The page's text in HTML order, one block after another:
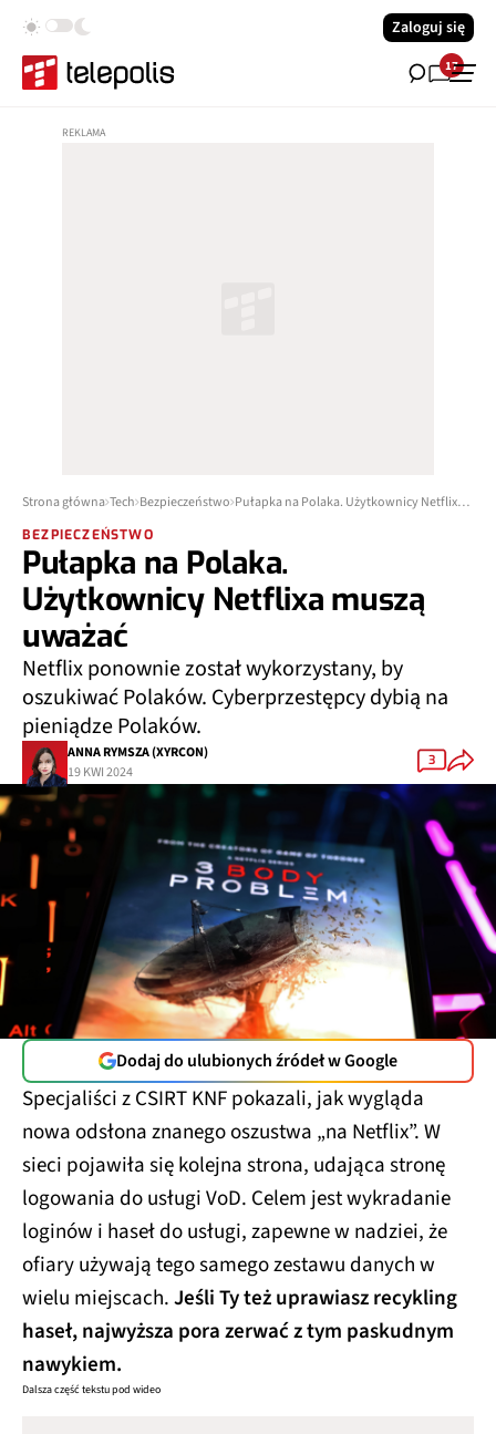
Zaloguj się
17
Strona główna Tech Bezpieczeństwo Pułapka na Polaka. Użytkownicy Netflixa muszą uważać
BEZPIECZEŃSTWO
Pułapka na Polaka.
Użytkownicy Netflixa muszą
uważać
Netflix ponownie został wykorzystany, by
oszukiwać Polaków. Cyberprzestępcy dybią na
pieniądze Polaków.
ANNA RYMSZA (XYRCON)
19 KWI 2024
3
Dodaj do ulubionych źródeł w Google
Specjaliści z CSIRT KNF pokazali, jak wygląda
nowa odsłona znanego oszustwa „na Netflix”. W
sieci pojawiła się kolejna strona, udająca stronę
logowania do usługi VoD. Celem jest wykradanie
loginów i haseł do usługi, zapewne w nadziei, że
ofiary używają tego samego zestawu danych w
wielu miejscach.Jeśli Ty też uprawiasz recykling
haseł, najwyższa pora zerwać z tym paskudnym
nawykiem.
Dalsza część tekstu pod wideo